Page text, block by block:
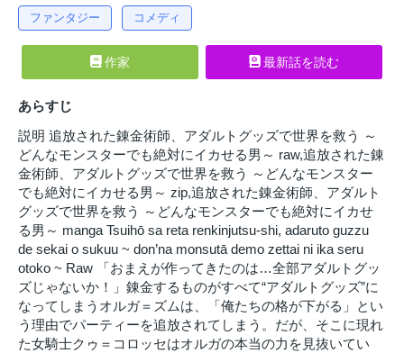
ファンタジー コメディ
作家 最新話を読む
あらすじ
説明 追放された錬金術師、アダルトグッズで世界を救う ～
どんなモンスターでも絶対にイカせる男～ raw,追放された錬
金術師、アダルトグッズで世界を救う ～どんなモンスター
でも絶対にイカせる男～ zip,追放された錬金術師、アダルト
グッズで世界を救う ～どんなモンスターでも絶対にイカせ
る男～ manga Tsuihō sa reta renkinjutsu-shi, adaruto guzzu
de sekai o sukuu ~ don’na monsutā demo zettai ni ika seru
otoko ~ Raw 「おまえが作ってきたのは…全部アダルトグッ
ズじゃないか！」錬金するものがすべて“アダルトグッズ”に
なってしまうオルガ＝ズムは、「俺たちの格が下がる」とい
う理由でパーティーを追放されてしまう。だが、そこに現れ
た女騎士クゥ＝コロッセはオルガの本当の力を見抜いてい